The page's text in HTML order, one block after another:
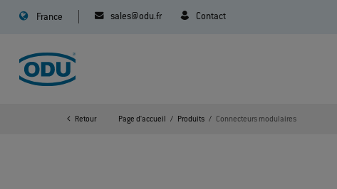
France sales@odu.fr Contact
Retour Page d'accueil Produits Connecteurs modulaires